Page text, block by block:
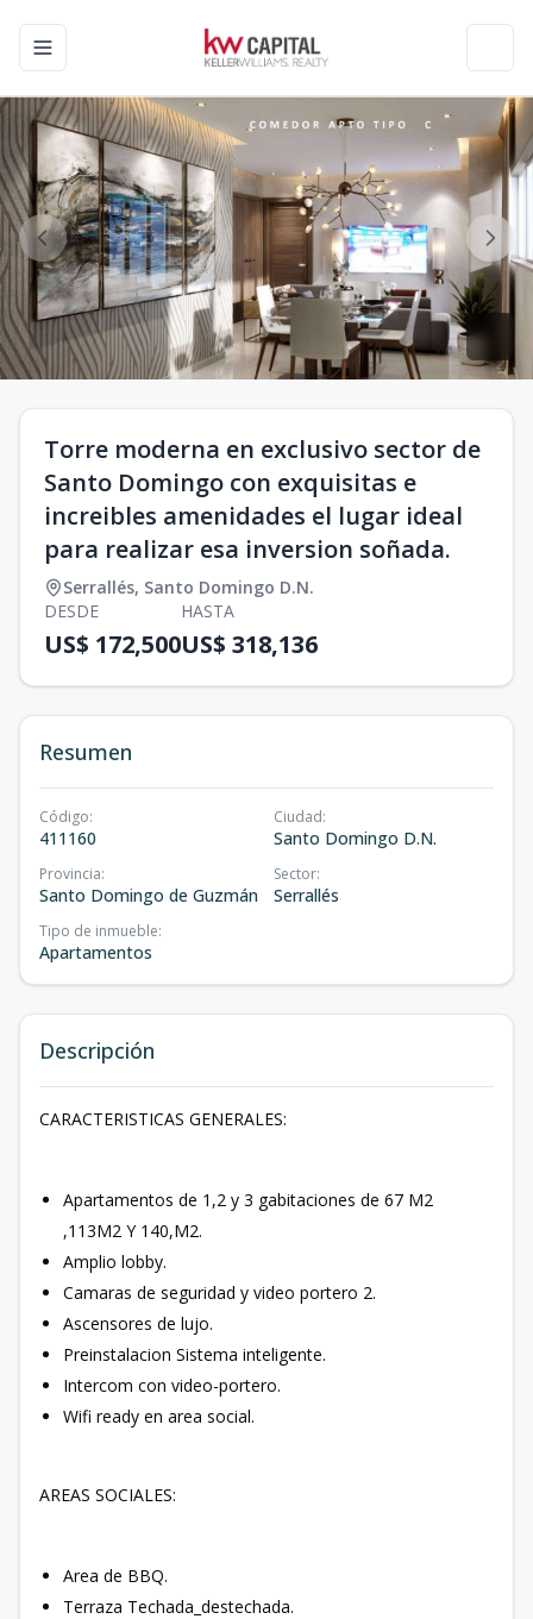
Toggle navigation menu
Torre moderna en exclusivo sector de
Santo Domingo con exquisitas e
increibles amenidades el lugar ideal
para realizar esa inversion soñada.
Serrallés, Santo Domingo D.N.
DESDE
US$ 172,500
HASTA
US$ 318,136
Resumen
Código:
411160
Ciudad:
Santo Domingo D.N.
Provincia:
Santo Domingo de Guzmán
Sector:
Serrallés
Tipo de inmueble:
Apartamentos
Descripción
CARACTERISTICAS GENERALES:
Apartamentos de 1,2 y 3 gabitaciones de 67 M2
,113M2 Y 140,M2.
Amplio lobby.
Camaras de seguridad y video portero 2.
Ascensores de lujo.
Preinstalacion Sistema inteligente.
Intercom con video-portero.
Wifi ready en area social.
AREAS SOCIALES:
Area de BBQ.
Terraza Techada_destechada.